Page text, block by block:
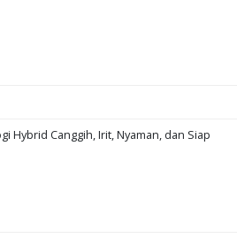
Hybrid Canggih, Irit, Nyaman, dan Siap